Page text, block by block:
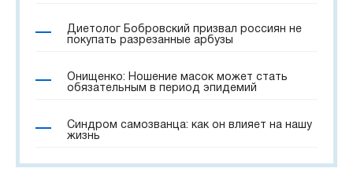
Диетолог Бобровский призвал россиян не
покупать разрезанные арбузы
Онищенко: Ношение масок может стать
обязательным в период эпидемий
Синдром самозванца: как он влияет на нашу
жизнь